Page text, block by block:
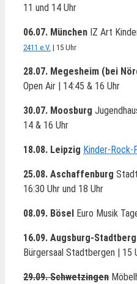
11 und 14 Uhr
06.07. München IZ Art
2411 e.V. | 15 Uhr
28.07. Megesheim (bei
Open Air | 14:45 & 16 Uhr
30.07. Moosburg
14 & 16 Uhr
18.08. Leipzig Kinder-Rock-
25.08. Aschaffenburg
16:30 Uhr und 18 Uhr
08.09. Bösel Euro Musik
16.09. Augsburg-
Bürgersaal Stadtbergen | 15
29.09. Schwetzingen